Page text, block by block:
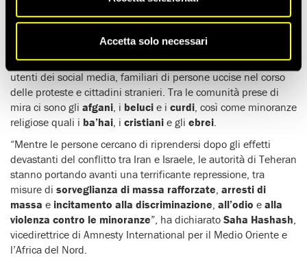
Accetta solo necessari
nazionale.
Dal 13 giugno sono state arrestateoltre 20.000 persone
le quali dissidenti, difensori dei diritti umani, giornalisti,
utenti dei social media, familiari di persone uccise nel corso
delle proteste e cittadini stranieri. Tra le comunità prese di
mira ci sono gli afgani , i beluci e i curdi , così come minoranze
religiose quali i ba’hai , i cristiani e gli ebrei
“Mentre le persone cercano di riprendersi dopo gli effetti
devastanti del conflitto tra Iran e Israele, le autorità di Teheran
stanno portando avanti una terrificante repressione, tra
misure di sorveglianza di massa rafforzate arresti di
massa e incitamento alla discriminazione all’odio e alla
violenza contro le minoranze”, ha dichiarato Saha Hashash
vicedirettrice di Amnesty International per il Medio Oriente e
l’Africa del Nord.